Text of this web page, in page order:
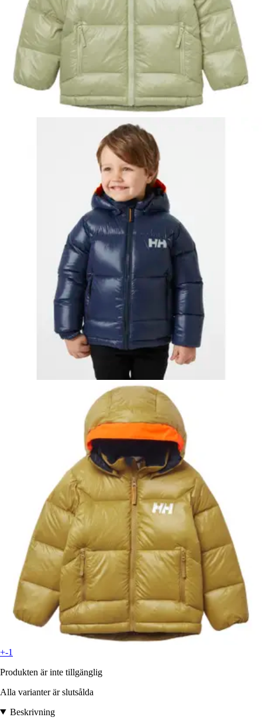
+-1
Produkten är inte tillgänglig
Alla varianter är slutsålda
Beskrivning